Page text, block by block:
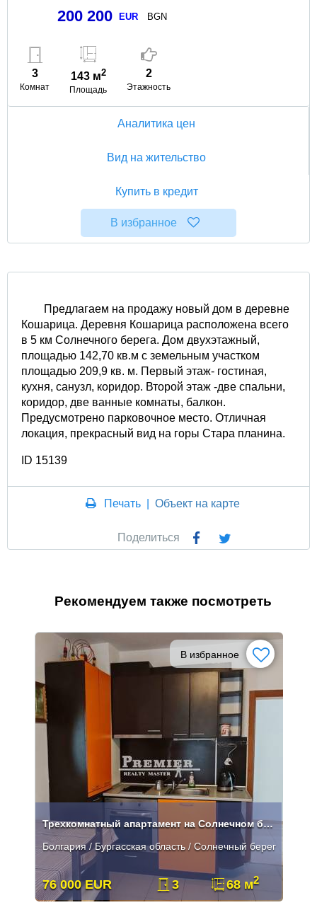
200 200 EUR BGN
3
Комнат
143 м2
Площадь
2
Этажность
Аналитика цен
Вид на жительство
Купить в кредит
В избранное
Предлагаем на продажу новый дом в деревне
Кошарица. Деревня Кошарица расположена всего
в 5 км Солнечного берега. Дом двухэтажный,
площадью 142,70 кв.м с земельным участком
площадью 209,9 кв. м. Первый этаж- гостиная,
кухня, санузл, коридор. Второй этаж -две спальни,
коридор, две ванные комнаты, балкон.
Предусмотрено парковочное место. Отличная
локация, прекрасный вид на горы Стара планина.
ID 15139
Печать |Объект на карте
Поделиться
Рекомендуем также посмотреть
В избранное
Трехкомнатный апартамент на Солнечном берегу
Болгария / Бургасская область / Солнечный берег
76 000 EUR 3 68 м2